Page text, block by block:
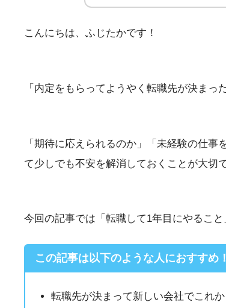
こんにちは、ふじたかです！
「内定をもらってようやく転職先が決ま
「期待に応えられるのか」「未経験の仕
て少しでも不安を解消しておくことが大切で
今回の記事では「転職して1年目にやるこ
この記事は以下のような人におすすめ！
転職先が決まって新しい会社でこれ